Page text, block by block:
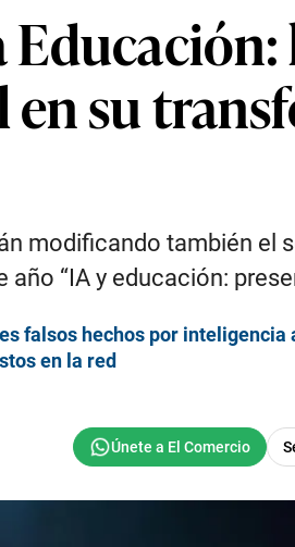
su
modificando también el
“IA y educación:
falsos hechos por inteligencia
en la red